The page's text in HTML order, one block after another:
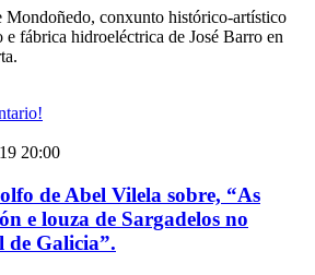
Mondoñedo, conxunto histórico-artístico
e fábrica hidroeléctrica de José Barro en
20:00
de Abel Vilela sobre, “As
e louza de Sargadelos no
Galicia”.